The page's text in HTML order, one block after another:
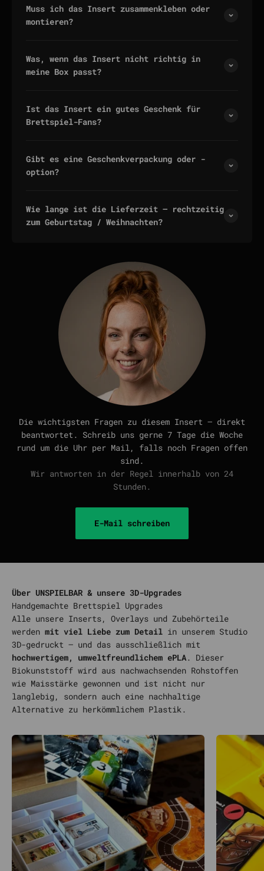
Muss ich das Insert zusammenkleben oder
montieren?
Was, wenn das Insert nicht richtig in
meine Box passt?
Ist das Insert ein gutes Geschenk für
Brettspiel-Fans?
Gibt es eine Geschenkverpackung oder -
option?
Wie lange ist die Lieferzeit — rechtzeitig
zum Geburtstag / Weihnachten?
Die wichtigsten Fragen zu diesem Insert — direkt
beantwortet. Schreib uns gerne 7 Tage die Woche
rund um die Uhr per Mail, falls noch Fragen offen
sind.
Wir antworten in der Regel innerhalb von 24
Stunden.
E-Mail schreiben
Über UNSPIELBAR & unsere 3D-Upgrades
Alle unsere Inserts, Overlays und Zubehörteile
werden mit viel Liebe zum Detail in unserem Studio
3D-gedruckt – und das ausschließlich mit
hochwertigem, umweltfreundlichem ePLA. Dieser
Biokunststoff wird aus nachwachsenden Rohstoffen
wie Maisstärke gewonnen und ist nicht nur
langlebig, sondern auch eine nachhaltige
Alternative zu herkömmlichem Plastik.